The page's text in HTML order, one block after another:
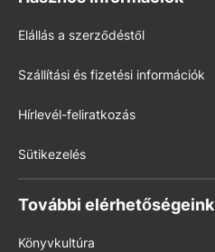
Elállás a szerződéstől
Szállítási és fizetési információk
Hírlevél-feliratkozás
Sütikezelés
További elérhetőségeink
Könyvkultúra